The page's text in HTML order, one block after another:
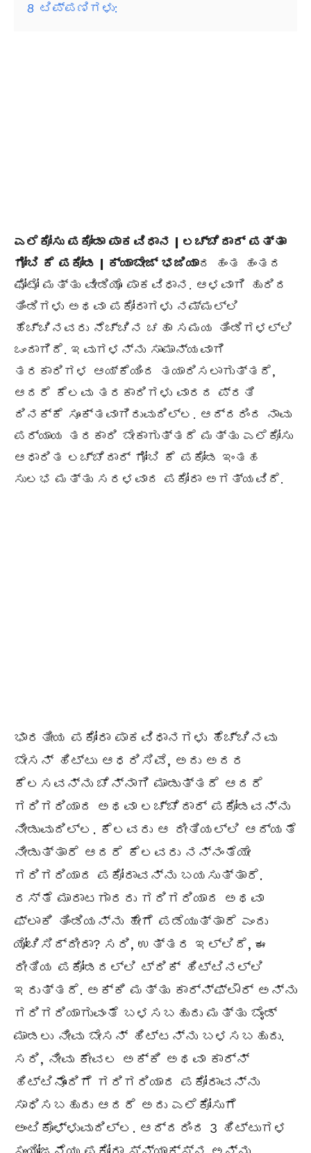
8 ಟಿಪ್ಪಣಿಗಳು:
ಎಲೆಕೋಸು ಪಕೋಡಾ ಪಾಕವಿಧಾನ | ಲಚ್ಚೆದಾರ್ ಪತ್ತಾ
ಗೋಬಿ ಕೆ ಪಕೋಡ | ಕ್ಯಾಬೇಜ್ ಭಜಿಯಾದ ಹಂತ ಹಂತದ
ಫೋಟೋ ಮತ್ತು ವೀಡಿಯೊ ಪಾಕವಿಧಾನ. ಆಳವಾಗಿ ಹುರಿದ
ತಿಂಡಿಗಳು ಅಥವಾ ಪಕೋರಾಗಳು ನಮ್ಮಲ್ಲಿ
ಹೆಚ್ಚಿನವರು ನೆಚ್ಚಿನ ಚಹಾ ಸಮಯ ತಿಂಡಿಗಳಲ್ಲಿ
ಒಂದಾಗಿದೆ. ಇವುಗಳನ್ನು ಸಾಮಾನ್ಯವಾಗಿ
ತರಕಾರಿಗಳ ಆಯ್ಕೆಯಿಂದ ತಯಾರಿಸಲಾಗುತ್ತದೆ,
ಆದರೆ ಕೆಲವು ತರಕಾರಿಗಳು ವಾರದ ಪ್ರತಿ
ದಿನಕ್ಕೆ ಸೂಕ್ತವಾಗಿರುವುದಿಲ್ಲ. ಆದ್ದರಿಂದ ನಾವು
ಪರ್ಯಾಯ ತರಕಾರಿ ಬೇಕಾಗುತ್ತದೆ ಮತ್ತು ಎಲೆಕೋಸು
ಆಧಾರಿತ ಲಚ್ಚೆದಾರ್ ಗೋಬಿ ಕೆ ಪಕೋಡ ಇಂತಹ
ಸುಲಭ ಮತ್ತು ಸರಳವಾದ ಪಕೋರಾ ಅಗತ್ಯವಿದೆ.
ಭಾರತೀಯ ಪಕೋರಾ ಪಾಕವಿಧಾನಗಳು ಹೆಚ್ಚಿನವು
ಬೇಸನ್ ಹಿಟ್ಟು ಆಧರಿಸಿವೆ, ಅದು ಅದರ
ಕೆಲಸವನ್ನು ಚೆನ್ನಾಗಿ ಮಾಡುತ್ತದೆ ಆದರೆ
ಗರಿಗರಿಯಾದ ಅಥವಾ ಲಚ್ಚೆದಾರ್ ಪಕೋಡವನ್ನು
ನೀಡುವುದಿಲ್ಲ. ಕೆಲವರು ಆ ರೀತಿಯಲ್ಲಿ ಆದ್ಯತೆ
ನೀಡುತ್ತಾರೆ ಆದರೆ ಕೆಲವರು ನನ್ನಂತೆಯೇ
ಗರಿಗರಿಯಾದ ಪಕೋರಾವನ್ನು ಬಯಸುತ್ತಾರೆ.
ರಸ್ತೆ ಮಾರಾಟಗಾರರು ಗರಿಗರಿಯಾದ ಅಥವಾ
ಫ್ಲಾಕಿ ತಿಂಡಿಯನ್ನು ಹೇಗೆ ಪಡೆಯುತ್ತಾರೆ ಎಂದು
ಯೋಚಿಸಿದ್ದೀರಾ? ಸರಿ, ಉತ್ತರ ಇಲ್ಲಿದೆ, ಈ
ರೀತಿಯ ಪಕೋಡದಲ್ಲಿ ಟ್ರಿಕ್ ಹಿಟ್ಟಿನಲ್ಲಿ
ಇರುತ್ತದೆ. ಅಕ್ಕಿ ಮತ್ತು ಕಾರ್ನ್ಫ್ಲೌರ್ ಅನ್ನು
ಗರಿಗರಿಯಾಗುವಂತೆ ಬಳಸಬಹುದು ಮತ್ತು ಬೈಂಡ್
ಮಾಡಲು ನೀವು ಬೇಸನ್ ಹಿಟ್ಟನ್ನು ಬಳಸಬಹುದು.
ಸರಿ, ನೀವು ಕೇವಲ ಅಕ್ಕಿ ಅಥವಾ ಕಾರ್ನ್
ಹಿಟ್ಟಿನೊಂದಿಗೆ ಗರಿಗರಿಯಾದ ಪಕೋರಾವನ್ನು
ಸಾಧಿಸಬಹುದು ಆದರೆ ಅದು ಎಲೆಕೋಸುಗೆ
ಅಂಟಿಕೊಳ್ಳುವುದಿಲ್ಲ. ಆದ್ದರಿಂದ 3 ಹಿಟ್ಟುಗಳ